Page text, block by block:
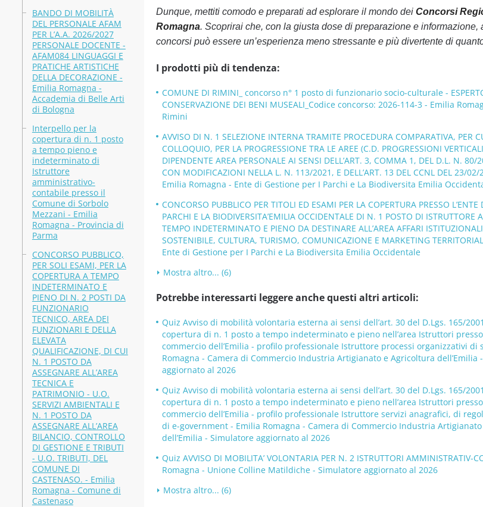
BANDO DI MOBILITÀ
DEL PERSONALE AFAM
PER L’A.A. 2026/2027
PERSONALE DOCENTE -
AFAM084 LINGUAGGI E
PRATICHE ARTISTICHE
DELLA DECORAZIONE -
Emilia Romagna -
Accademia di Belle Arti
di Bologna
Interpello per la
copertura di n. 1 posto
a tempo pieno e
indeterminato di
Istruttore
amministrativo-
contabile presso il
Comune di Sorbolo
Mezzani - Emilia
Romagna - Provincia di
Parma
CONCORSO PUBBLICO,
PER SOLI ESAMI, PER LA
COPERTURA A TEMPO
INDETERMINATO E
PIENO DI N. 2 POSTI DA
FUNZIONARIO
TECNICO, AREA DEI
FUNZIONARI E DELLA
ELEVATA
QUALIFICAZIONE, DI CUI
N. 1 POSTO DA
ASSEGNARE ALL’AREA
TECNICA E
PATRIMONIO - U.O.
SERVIZI AMBIENTALI E
N. 1 POSTO DA
ASSEGNARE ALL’AREA
BILANCIO, CONTROLLO
DI GESTIONE E TRIBUTI
- U.O. TRIBUTI, DEL
COMUNE DI
CASTENASO. - Emilia
Romagna - Comune di
Castenaso
Dunque, mettiti comodo e preparati ad esplorare il mondo dei Concorsi
Romagna. Scoprirai che, con la giusta dose di preparazione e informazione,
concorsi può essere un’esperienza meno stressante e più divertente di
I prodotti più di tendenza:
COMUNE DI RIMINI_ concorso n° 1 posto di funzionario socio-culturale -
CONSERVAZIONE DEI BENI MUSEALI_Codice concorso: 2026-114-3 - Emilia
Rimini
AVVISO DI N. 1 SELEZIONE INTERNA TRAMITE PROCEDURA COMPARATIVA, PER
COLLOQUIO, PER LA PROGRESSIONE TRA LE AREE (C.D. PROGRESSIONI
DIPENDENTE AREA PERSONALE AI SENSI DELL’ART. 3, COMMA 1, DEL D.L. N. 80/
CON MODIFICAZIONI NELLA L. N. 113/2021, E DELL’ART. 13 DEL CCNL DEL 23/02/
Emilia Romagna - Ente di Gestione per I Parchi e La Biodiversita Emilia
CONCORSO PUBBLICO PER TITOLI ED ESAMI PER LA COPERTURA PRESSO L’ENTE
PARCHI E LA BIODIVERSITA’EMILIA OCCIDENTALE DI N. 1 POSTO DI ISTRUTTORE
TEMPO INDETERMINATO E PIENO DA DESTINARE ALL’AREA AFFARI
SOSTENIBILE, CULTURA, TURISMO, COMUNICAZIONE E MARKETING
Ente di Gestione per I Parchi e La Biodiversita Emilia Occidentale
Mostra altro... (6)
Potrebbe interessarti leggere anche questi altri articoli:
Quiz Avviso di mobilità volontaria esterna ai sensi dell’art. 30 del D.Lgs. 165/
copertura di n. 1 posto a tempo indeterminato e pieno nell’area Istruttori
commercio dell’Emilia - profilo professionale Istruttore processi organizzativi di
Romagna - Camera di Commercio Industria Artigianato e Agricoltura dell’Emilia
aggiornato al 2026
Quiz Avviso di mobilità volontaria esterna ai sensi dell’art. 30 del D.Lgs. 165/
copertura di n. 1 posto a tempo indeterminato e pieno nell’area Istruttori
commercio dell’Emilia - profilo professionale Istruttore servizi anagrafici, di
di e-government - Emilia Romagna - Camera di Commercio Industria
dell’Emilia - Simulatore aggiornato al 2026
Quiz AVVISO DI MOBILITA’ VOLONTARIA PER N. 2 ISTRUTTORI AMMINISTRATIV-
Romagna - Unione Colline Matildiche - Simulatore aggiornato al 2026
Mostra altro... (6)